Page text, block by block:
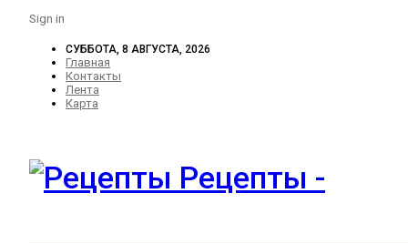
Sign in
СУББОТА, 8 АВГУСТА, 2026
Главная
Контакты
Лента
Карта
Рецепты -